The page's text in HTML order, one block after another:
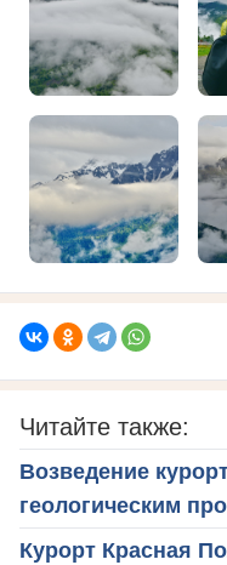
Читайте также:
Возведение
геологическим
Курорт Красная